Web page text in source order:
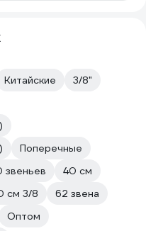
Китайские
3/8"
Поперечные
звеньев
40 см
см 3/8
62 звена
Оптом